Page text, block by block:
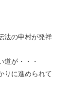
法の申村が発祥
道が・・・
りに進められて